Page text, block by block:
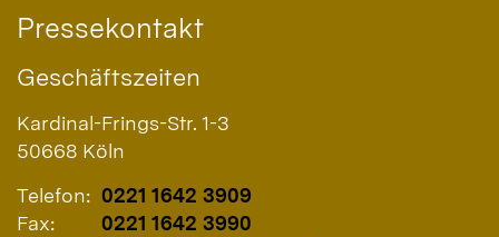
Pressekontakt
Geschäftszeiten
Kardinal-Frings-Str. 1-3
50668 Köln
Telefon: 0221 1642 3909
Fax:
0221 1642 3990